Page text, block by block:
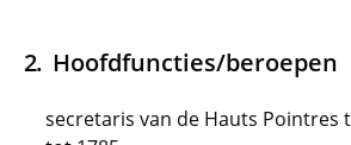
Hoofdfuncties/beroepen
secretaris van de Hauts Pointres